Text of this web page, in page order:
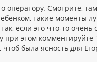
оператору. Смотрите,
такие моменты
если это что-то очень
при этом
была ясность для